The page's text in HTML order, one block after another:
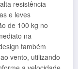
resistência
e leves
de 100 kg no
na
também
vento, utilizando